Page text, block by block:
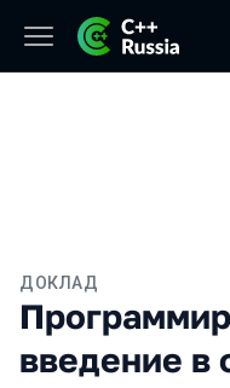
ДОКЛАД
введение в